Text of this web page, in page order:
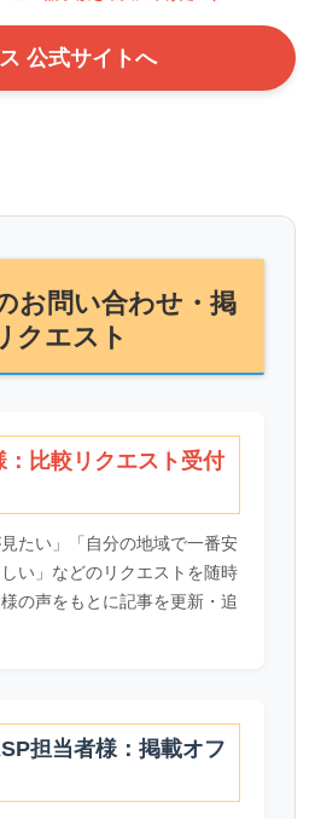
公式サイトへ
お問い合わせ・掲
クエスト
：比較リクエスト受付
見たい」「自分の地域で一番安
い」などのリクエストを随時
の声をもとに記事を更新・追
担当者様：掲載オフ